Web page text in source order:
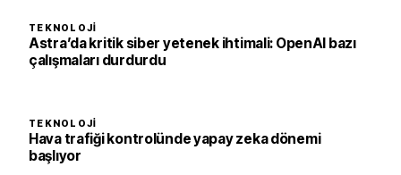
TEKNOLOJI
Astra’da kritik siber yetenek ihtimali: OpenAI bazı
çalışmaları durdurdu
TEKNOLOJI
Hava trafiği kontrolünde yapay zeka dönemi
başlıyor